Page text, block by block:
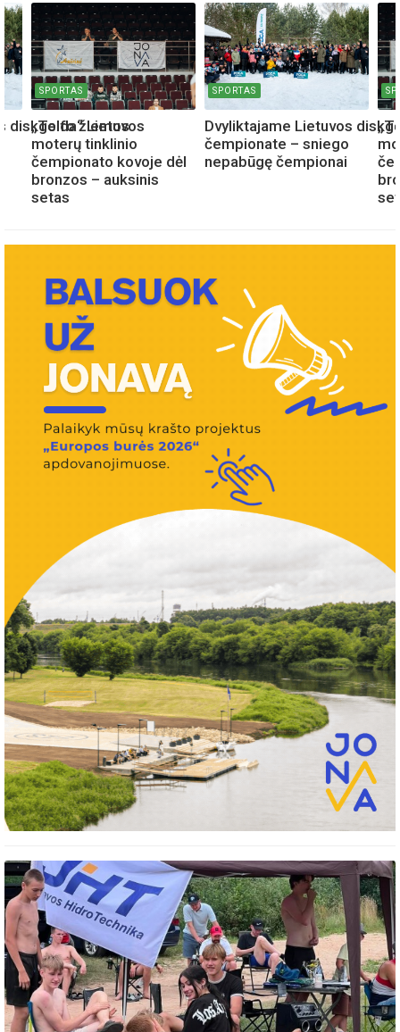
diskgolfo žiemos
SPORTAS
„Teida“ Lietuvos
moterų tinklinio
čempionato kovoje dėl
bronzos – auksinis
setas
SPORTAS
Dvyliktajame Lietuvos
čempionate – sniego
nepabūgę čempionai